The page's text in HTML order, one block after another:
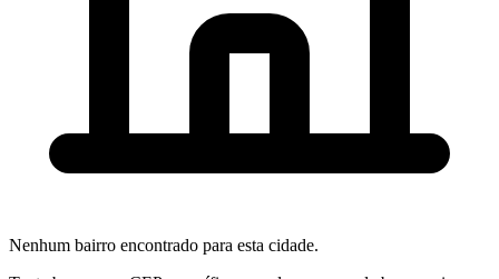
Nenhum bairro encontrado para esta cidade.